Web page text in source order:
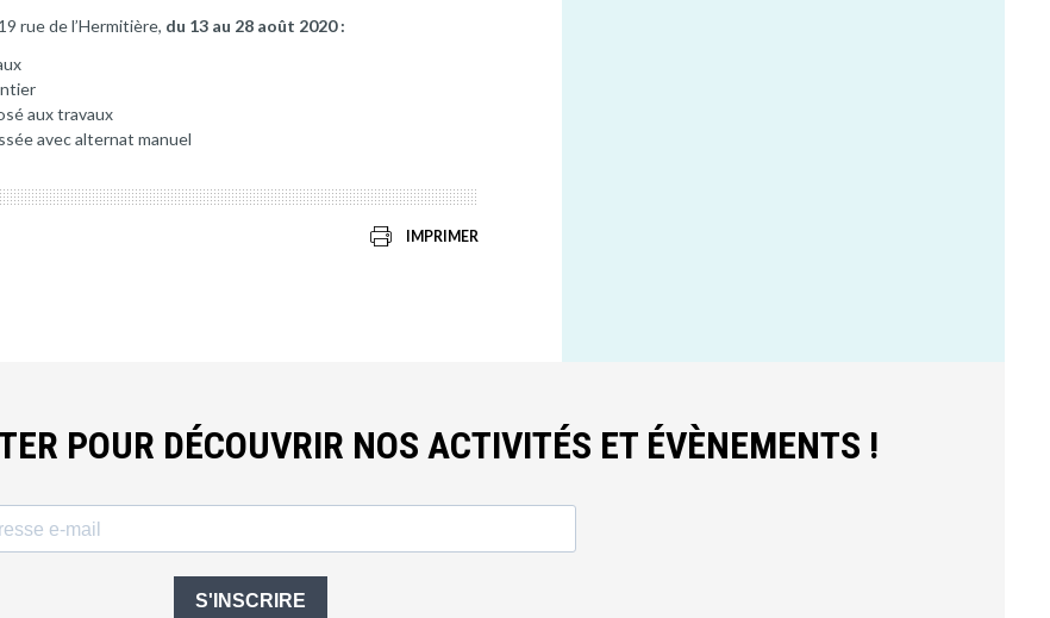
rue de l’Hermitière, du 13 au 28 août 2020 :
aux travaux
avec alternat manuel
IMPRIMER
POUR DÉCOUVRIR NOS ACTIVITÉS ET ÉVÈNEMENTS !
S'INSCRIRE